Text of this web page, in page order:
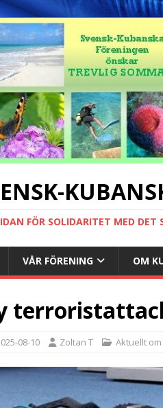
FÖR SOLIDARITET MED DET
VÅR FÖRENING OM
08-10 Zoltan T Aktuellt